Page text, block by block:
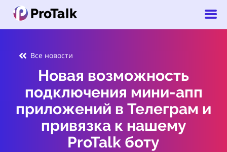
Все новости
Новая возможность
подключения мини-апп
приложений в Телеграм и
привязка к нашему
ProTalk боту